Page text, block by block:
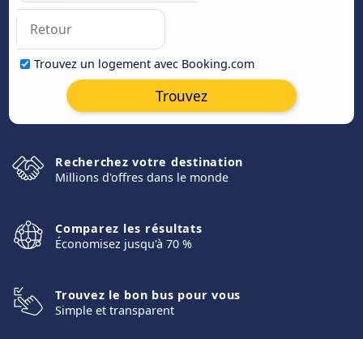
Trouvez un logement avec Booking.com
Trouvez
Recherchez votre destination
Millions d'offres dans le monde
Comparez les résultats
Économisez jusqu'à 70 %
Trouvez le bon bus pour vous
Simple et transparent